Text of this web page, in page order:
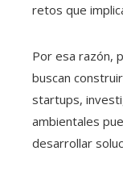
retos que
Por esa razón,
buscan
startups,
ambientales
desarrollar